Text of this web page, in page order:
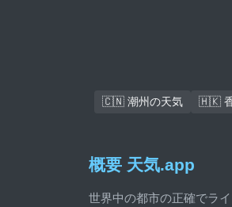
🇨🇳 潮州の天気 🇭🇰 香
概要 天気.app
世界中の都市の正確でラ